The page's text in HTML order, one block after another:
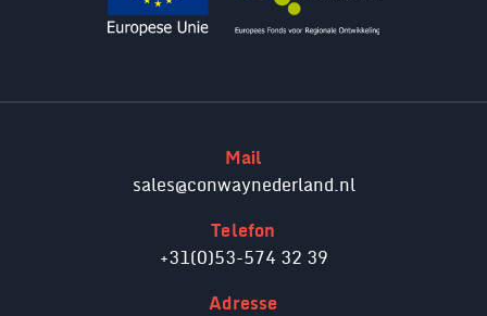
Mail
sales@conwaynederland.nl
Telefon
+31(0)53-574 32 39
Adresse